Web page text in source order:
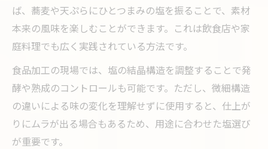
ば、蕎麦や天ぷらにひとつまみの塩を振ることで、素材
本来の風味を楽しむことができます。これは飲食店や家
庭料理でも広く実践されている方法です。
食品加工の現場では、塩の結晶構造を調整することで発
酵や熟成のコントロールも可能です。ただし、微細構造
の違いによる味の変化を理解せずに使用すると、仕上が
りにムラが出る場合もあるため、用途に合わせた塩選び
が重要です。